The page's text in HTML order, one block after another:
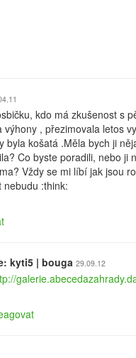
kdo má zkušenost s
výhony , přezimovala letos
byla košatá .Měla bych ji
Co byste poradili, nebo ji
Vždy se mi líbí jak jsou
nebudu :think:
kyti5 | bouga 29.09.12